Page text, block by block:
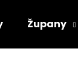
Župany